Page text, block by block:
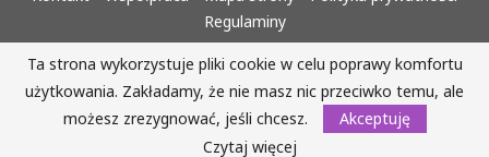
Regulaminy
AlejaKobiet.pl @2020 - 2023 Wszystkie prawa zastrzeżone. | Realizacja:
www.woh.group
WRÓĆ DO GÓRY
Ta strona wykorzystuje pliki cookie w celu poprawy komfortu
użytkowania. Zakładamy, że nie masz nic przeciwko temu, ale
możesz zrezygnować, jeśli chcesz.
Akceptuję
Czytaj więcej